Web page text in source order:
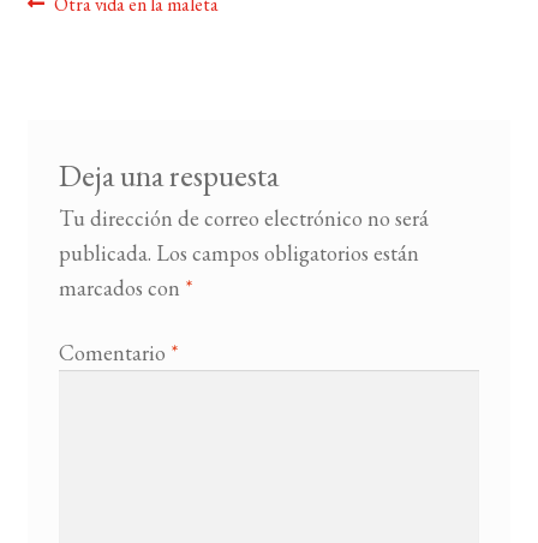
Navegación
Deja una respuesta
Tu dirección de correo electrónico no será
publicada. Los campos obligatorios están
marcados con *
Comentario *